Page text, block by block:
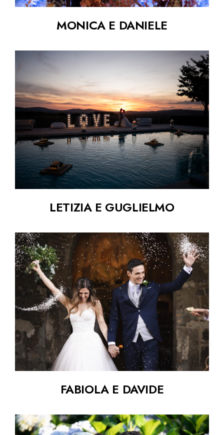
MONICA E DANIELE
LETIZIA E GUGLIELMO
FABIOLA E DAVIDE